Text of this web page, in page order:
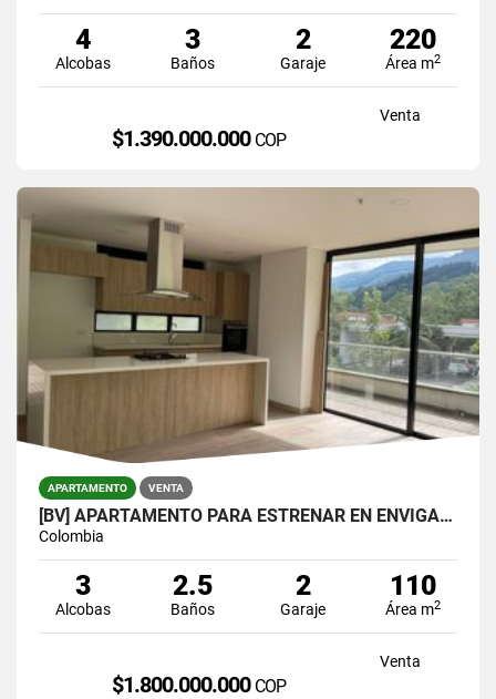
4
Alcobas
3
Baños
2
Garaje
220
Área m2
Venta
$1.390.000.000 COP
APARTAMENTO VENTA
[BV] APARTAMENTO PARA ESTRENAR EN ENVIGADO, PARTE BAJA DEL ESCOBERO
Colombia
3
Alcobas
2.5
Baños
2
Garaje
110
Área m2
Venta
$1.800.000.000 COP